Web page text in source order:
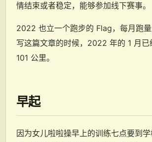
情结束或者稳定，能够参加线下赛事。
2022 也立一个跑步的 Flag，每月跑量
写这篇文章的时候，2022 年的 1 月已
101 公里。
早起
因为女儿啦啦操早上的训练七点要到